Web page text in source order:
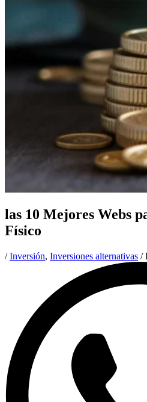
las 10 Mejores Webs
Físico
/Inversión, Inversiones alternativas /